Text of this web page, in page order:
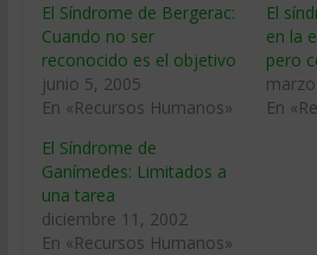
El Síndrome de Bergerac:
Cuando no ser
reconocido es el objetivo
junio 5, 2005
En «Recursos Humanos»
El
en la
pero
En
El Síndrome de
Ganímedes: Limitados a
una tarea
diciembre 11, 2002
En «Recursos Humanos»